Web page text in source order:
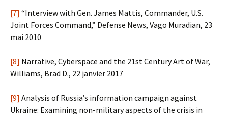
[7] “Interview with Gen. James Mattis, Commander, U.S.
Joint Forces Command,” Defense News, Vago Muradian, 23
mai 2010
[8] Narrative, Cyberspace and the 21st Century Art of War,
Williams, Brad D., 22 janvier 2017
[9] Analysis of Russia’s information campaign against
Ukraine: Examining non-military aspects of the crisis in